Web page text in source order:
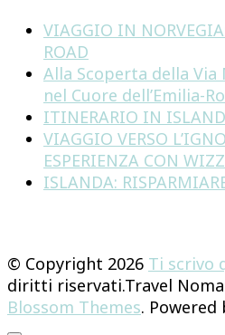
VIAGGIO IN
ROAD
Alla Scoperta della
nel Cuore dell’Emilia-
ITINERARIO IN
VIAGGIO VERSO
ESPERIENZA CON
ISLANDA:
© Copyright 2026 Ti scrivo
diritti riservati.Travel
Blossom Themes. Powered